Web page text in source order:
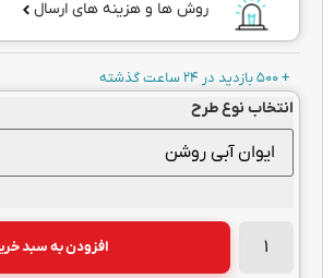
روش ها و هزینه های ارسال
انتخاب نوع طرح
افزودن به سبد خرید